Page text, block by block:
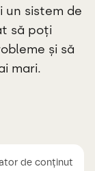
un sistem de
să poți
și să
mari.
de conținut